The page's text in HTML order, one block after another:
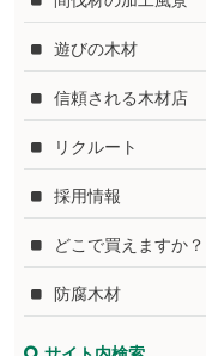
遊びの木材
信頼される木材店
リクルート
採用情報
どこで買えますか？
防腐木材